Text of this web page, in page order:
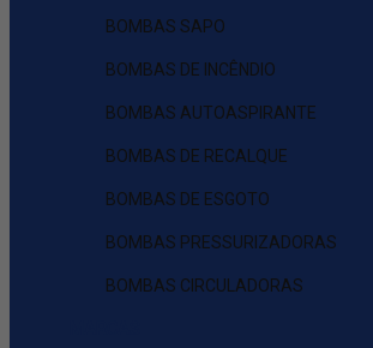
BOMBAS SAPO
BOMBAS DE INCÊNDIO
BOMBAS AUTOASPIRANTE
BOMBAS DE RECALQUE
BOMBAS DE ESGOTO
BOMBAS PRESSURIZADORAS
BOMBAS CIRCULADORAS